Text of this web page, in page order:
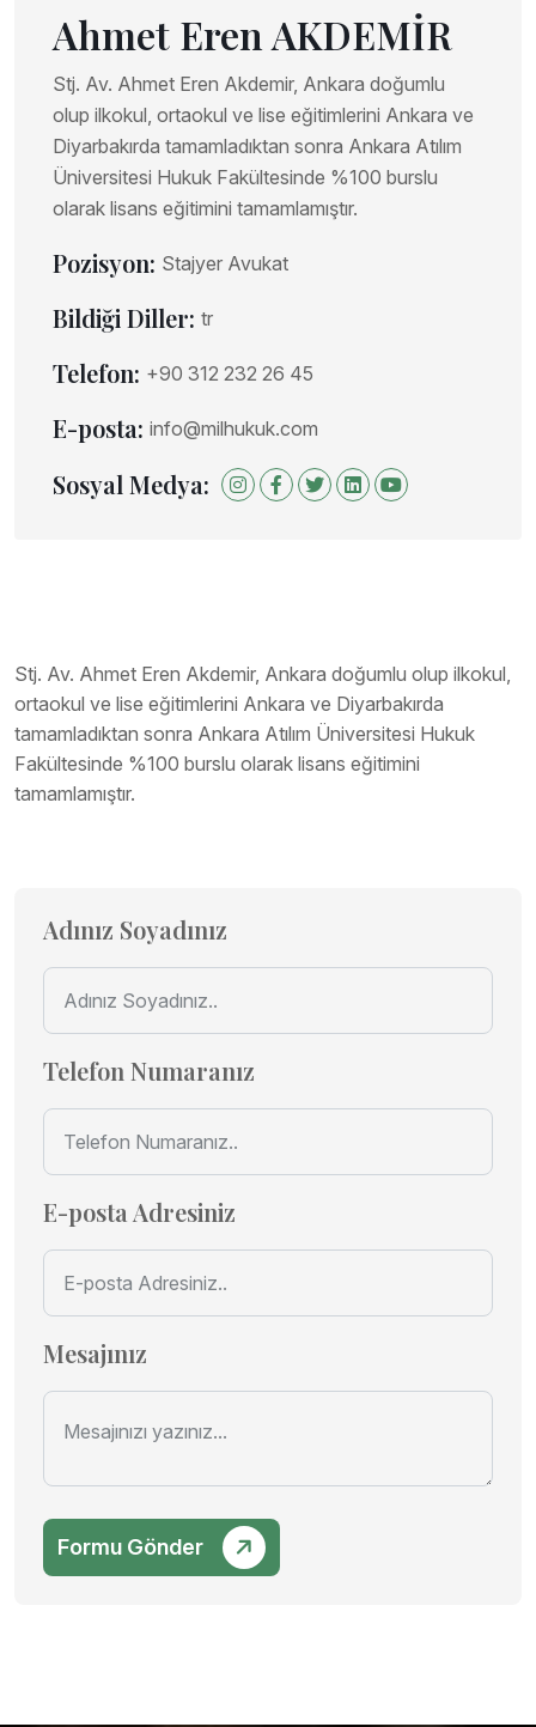
Ahmet Eren AKDEMİR
Stj. Av. Ahmet Eren Akdemir, Ankara doğumlu
olup ilkokul, ortaokul ve lise eğitimlerini Ankara ve
Diyarbakırda tamamladıktan sonra Ankara Atılım
Üniversitesi Hukuk Fakültesinde %100 burslu
olarak lisans eğitimini tamamlamıştır.
Pozisyon: Stajyer Avukat
Bildiği Diller: tr
Telefon: +90 312 232 26 45
E-posta: info@milhukuk.com
Sosyal Medya:
Stj. Av. Ahmet Eren Akdemir, Ankara doğumlu olup ilkokul,
ortaokul ve lise eğitimlerini Ankara ve Diyarbakırda
tamamladıktan sonra Ankara Atılım Üniversitesi Hukuk
Fakültesinde %100 burslu olarak lisans eğitimini
tamamlamıştır.
Adınız Soyadınız
Telefon Numaranız
E-posta Adresiniz
Mesajınız
Formu Gönder